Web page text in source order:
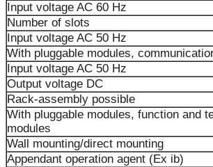
Input voltage AC 60 Hz
Number of slots
Input voltage AC 50 Hz
With pluggable modules,
Input voltage AC 50 Hz
Output voltage DC
Rack-assembly possible
With pluggable modules, function and
modules
Wall mounting/direct mounting
Appendant operation agent (Ex ib)